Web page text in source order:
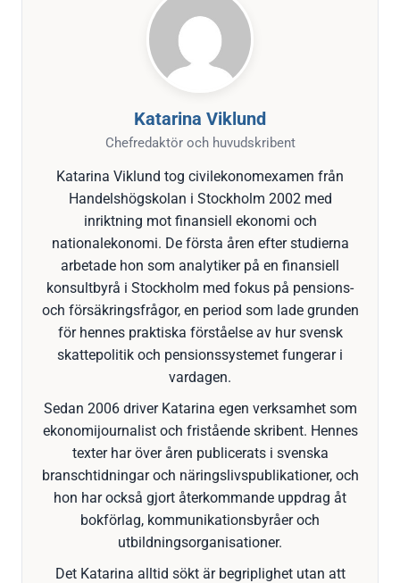
Katarina Viklund
Chefredaktör och huvudskribent
Katarina Viklund tog civilekonomexamen från
Handelshögskolan i Stockholm 2002 med
inriktning mot finansiell ekonomi och
nationalekonomi. De första åren efter studierna
arbetade hon som analytiker på en finansiell
konsultbyrå i Stockholm med fokus på pensions-
och försäkringsfrågor, en period som lade grunden
för hennes praktiska förståelse av hur svensk
skattepolitik och pensionssystemet fungerar i
vardagen.
Sedan 2006 driver Katarina egen verksamhet som
ekonomijournalist och fristående skribent. Hennes
texter har över åren publicerats i svenska
branschtidningar och näringslivspublikationer, och
hon har också gjort återkommande uppdrag åt
bokförlag, kommunikationsbyråer och
utbildningsorganisationer.
Det Katarina alltid sökt är begriplighet utan att